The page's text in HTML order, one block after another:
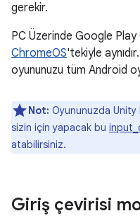
gerekir.
PC Üzerinde Google
ChromeOS'tekiyle
oyununuzu tüm Android
Not: Oyununuzda Unity
sizin için yapacak bu
atabilirsiniz.
Giriş çevirisi